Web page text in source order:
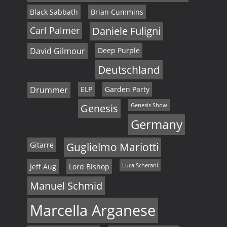
Black Sabbath Brian Cummins
Carl Palmer Daniele Fuligni
David Gilmour Deep Purple
Deutschland
Drummer ELP Garden Party
Genesis Genesis Show
Germany
Gitarre Guglielmo Mariotti
Jeff Aug Lord Bishop Luca Scherani
Manuel Schmid
Marcella Arganese